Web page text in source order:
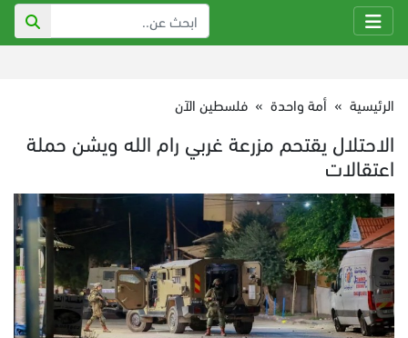
الرئيسية » أمة واحدة » فلسطين الآن
الاحتلال يقتحم مزرعة غربي رام الله ويشن حملة
اعتقالات